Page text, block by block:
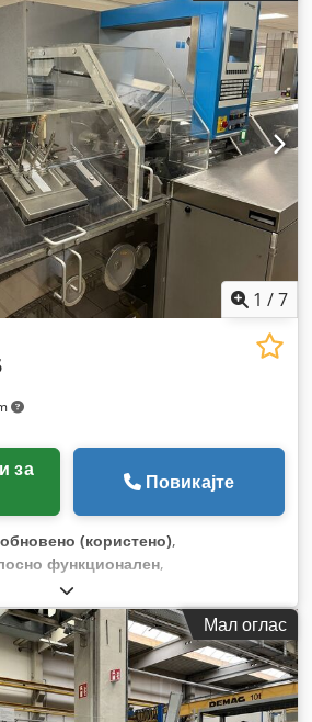
1 /7
Повикајте
(користено),
функционален,
Мал оглас